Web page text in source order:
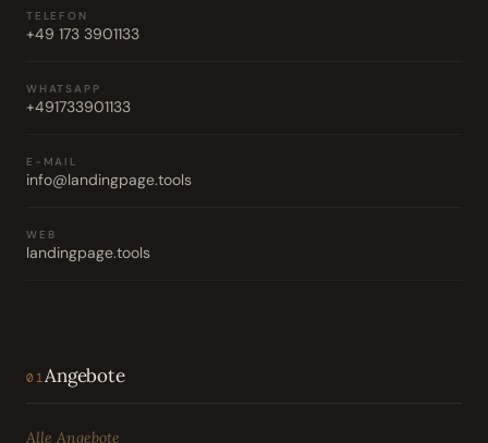
TELEFON
+49 173 3901133
WHATSAPP
+491733901133
E-MAIL
info@landingpage.tools
WEB
landingpage.tools
01 Angebote
Alle Angebote